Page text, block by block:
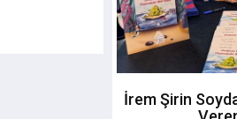
İrem Şirin